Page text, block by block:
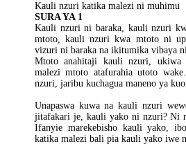
Kauli nzuri katika malezi ni muhimu
SURA YA 1
Kauli nzuri ni baraka, kauli nzuri
mtoto, kauli nzuri kwa mtoto ni
vizuri ni baraka na ikitumika vibaya
Mtoto anahitaji kauli nzuri,
malezi mtoto atafurahia utoto
nzuri, jaribu kuchagua maneno ya
Unapaswa kuwa na kauli nzuri
jitafakari je, kauli yako ni nzuri? Ni
Ifanyie marekebisho kauli yako,
katika malezi bali pia kauli yako iwe